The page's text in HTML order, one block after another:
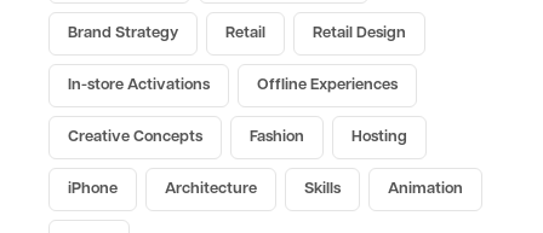
Brand Strategy Retail Retail Design
In-store Activations Offline Experiences
Creative Concepts Fashion Hosting
iPhone Architecture Skills Animation